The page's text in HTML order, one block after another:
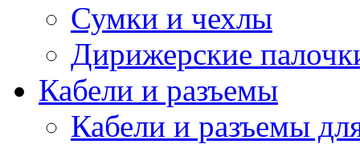
Сумки и чехлы
Дирижерские
Кабели и разъемы
Кабели и разъемы